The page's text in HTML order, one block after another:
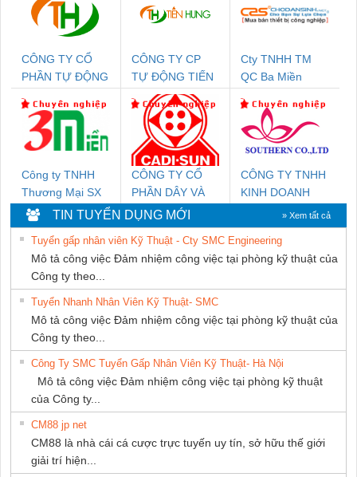
CÔNG TY CỔ
PHẦN TỰ ĐỘNG
CÔNG TY CP
TỰ ĐỘNG TIẾN
HƯNG
Cty TNHH TM
QC Ba Miền
Công ty TNHH
Thương Mại SX
Ba Miền
CÔNG TY CỔ
PHẦN DÂY VÀ
CÁP ĐIỆN
THƯỢNG ĐÌNH
CÔNG TY TNHH
KINH DOANH
DỊCH VỤ XNK
PHƯƠNG NAM
TIN TUYỂN DỤNG MỚI » Xem tất cả
Tuyển gấp nhân viên Kỹ Thuật - Cty SMC Engineering
Mô tả công việc Đảm nhiệm công việc tại phòng kỹ thuật của
Công ty theo...
Tuyển Nhanh Nhân Viên Kỹ Thuật- SMC
Mô tả công việc Đảm nhiệm công việc tại phòng kỹ thuật của
Công ty theo...
Công Ty SMC Tuyển Gấp Nhân Viên Kỹ Thuật- Hà Nội
Mô tả công việc Đảm nhiệm công việc tại phòng kỹ thuật
của Công ty...
CM88 jp net
CM88 là nhà cái cá cược trực tuyến uy tín, sở hữu thế giới
giải trí hiện...